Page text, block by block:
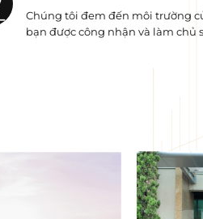
Chúng tôi đem đến môi trường
bạn được công nhận và làm